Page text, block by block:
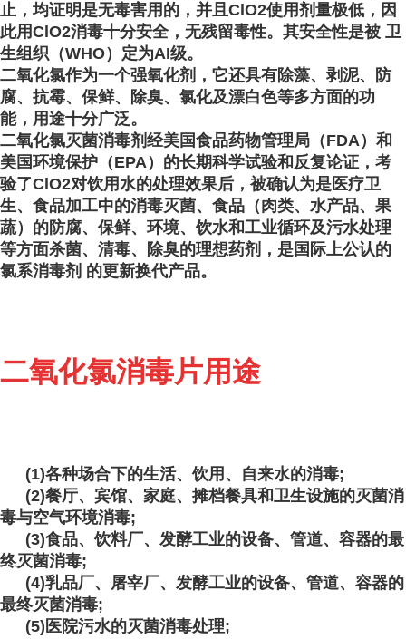
止，均证明是无毒害用的，并且ClO2使用剂量极低，因
此用ClO2消毒十分安全，无残留毒性。其安全性是被 卫
生组织 （WHO）定为AI级。
二氧化氯作为一个强氧化剂，它还具有除藻、剥泥、防
腐、抗霉、保鲜、除臭、氯化及漂白色等多方面的功
能，用途十分广泛。
二氧化氯灭菌消毒剂经美国食品药物管理局 （FDA）和
美国环境保护（EPA）的长期科学试验和反复论证，考
验了ClO2对饮用水的处理效果后，被确认为是医疗卫
生、食品加工中的消毒灭菌、食品（肉类、水产品、果
蔬）的防腐、保鲜、环境、饮水和工业循环及污水处理
等方面杀菌、清毒、除臭的理想药剂，是国际上公认的
氯系消毒剂 的更新换代产品。
二氧化氯消毒片用途
(1)各种场合下的生活、饮用、自来水的消毒;
(2)餐厅、宾馆、家庭、摊档餐具和卫生设施的灭菌消
毒与空气环境消毒;
(3)食品、饮料厂、发酵工业的设备、管道、容器的最
终灭菌消毒;
(4)乳品厂、屠宰厂、发酵工业的设备、管道、容器的
最终灭菌消毒;
(5)医院污水的灭菌消毒处理;